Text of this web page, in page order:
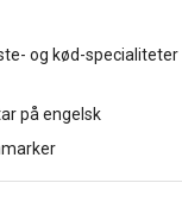
og kød-specialiteter
på engelsk